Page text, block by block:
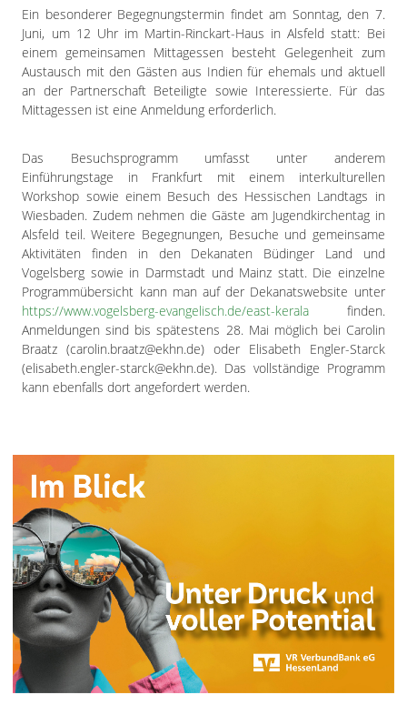
Ein besonderer Begegnungstermin findet am Sonntag, den 7.
Juni, um 12 Uhr im Martin-Rinckart-Haus in Alsfeld statt: Bei
einem gemeinsamen Mittagessen besteht Gelegenheit zum
Austausch mit den Gästen aus Indien für ehemals und aktuell
an der Partnerschaft Beteiligte sowie Interessierte. Für das
Mittagessen ist eine Anmeldung erforderlich.
Das Besuchsprogramm umfasst unter anderem
Einführungstage in Frankfurt mit einem interkulturellen
Workshop sowie einem Besuch des Hessischen Landtags in
Wiesbaden. Zudem nehmen die Gäste am Jugendkirchentag in
Alsfeld teil. Weitere Begegnungen, Besuche und gemeinsame
Aktivitäten finden in den Dekanaten Büdinger Land und
Vogelsberg sowie in Darmstadt und Mainz statt. Die einzelne
Programmübersicht kann man auf der Dekanatswebsite unter
https://www.vogelsberg-evangelisch.de/east-kerala finden.
Anmeldungen sind bis spätestens 28. Mai möglich bei Carolin
Braatz (carolin.braatz@ekhn.de) oder Elisabeth Engler-Starck
(elisabeth.engler-starck@ekhn.de). Das vollständige Programm
kann ebenfalls dort angefordert werden.